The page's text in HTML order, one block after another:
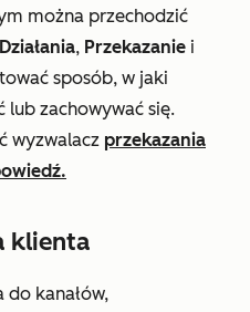
można przechodzić
Działania, Przekazanie i
sposób, w jaki
lub zachowywać się.
wyzwalacz przekazania
klienta
kanałów,